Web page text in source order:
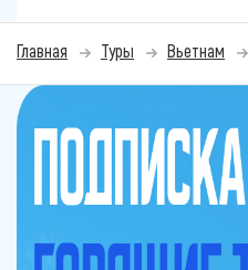
Главная Туры Вьетнам